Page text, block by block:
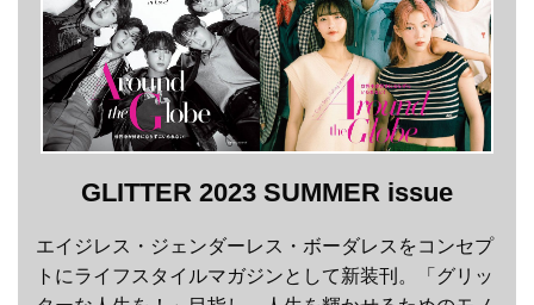
GLITTER 2023 SUMMER issue
エイジレス・ジェンダーレス・ボーダレスをコンセプ
トにライフスタイルマガジンとして新装刊。「グリッ